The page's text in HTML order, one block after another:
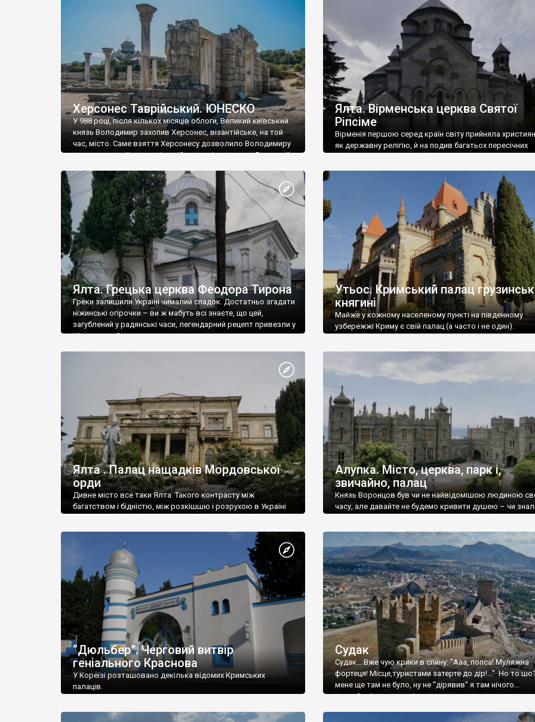
візантійської доби. Раритети викрадені з фондів об’єкту
культурної спадщини ЮНЕСКО «Херсонеса Таврійського».
Офіційно – на виставку «Золото Візантії», але експерти та
влада в Україні вважають це лише […]
називаються «повстяками» (postaki)…” “Вино. Крим
виробляє відмінне вино і його вдосталь: воно все
легке біле і дуже […]
Херсонес Таврійський. ЮНЕСКО
У 988 році, після кількох місяців облоги, Великий київський
князь Володимир захопив Херсонес, візантійське, на той
час, місто. Саме взяття Херсонесу дозволило Володимиру
диктувати свої умови візантійському імператору Василю ІІ,
Херсонесі Володимир-язичник, став Василем-
християнином. А потім було Хрещення Русі. На честь
Херсонесу Таврійського названо місто […]
Ялта. Вірменська церква Святої
Ріпсіме
Вірменія першою серед країн світу прийняла
як державну релігію, й на подив багатьох пересічних
Ялта. Грецька церква Феодора Тирона
Греки залишили Україні чималий спадок. Достатньо згадати
ніжинські огірочки – ви ж мабуть всі знаєте, що цей,
загублений у радянські часи, легендарний рецепт привезли у
Ніжин греки?
Утьос. Кримський палац
княгині
Майже у кожному населеному пункті на південному
узбережжі Криму є свій палац (а часто і не один).
Ялта . Палац нащадків Мордовської
орди
Дивне місто все таки Ялта. Такого контрасту між
багатством і бідністю, між розкішшю і розрухою в Україні
Алупка. Місто, церква, парк і,
звичайно, палац
Князь Воронцов був чи не найвідомішою людиною
часу, але давайте не будемо кривити душею – чи
“Дюльбер”. Черговий витвір
геніального Краснова
У Кореїзі розташовано декілька відомих Кримських
палаців.
Судак
Судак... Вже чую крики в спину: "Ааа, попса! Муляжна
фортеця! Місце,туристами затерте до дір!..." Но то
мене ще там не було, ну не "дірявив" я там нічого...
принаймні до цього літа.